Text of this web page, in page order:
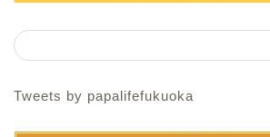
Tweets by papalifefukuoka